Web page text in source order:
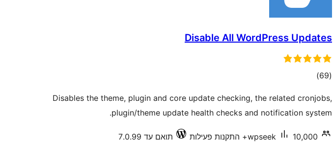
Disable All WordPress Updates
(69 דרוגים)
Disables the theme, plugin and core update checking, the related cronjobs,
plugin/theme update health checks and notification system.
wpseek 10,000+ התקנות פעילות תואם עד 7.0.99